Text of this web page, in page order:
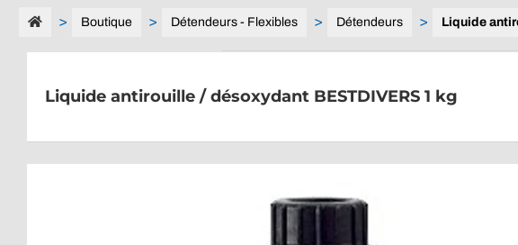
catégorie...
Boutique Détendeurs - Flexibles Détendeurs Liquide
Liquide antirouille / désoxydant BESTDIVERS 1 kg